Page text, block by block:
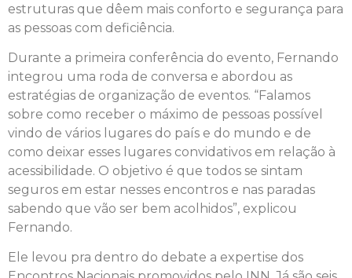
estruturas que dêem mais conforto e segurança para
as pessoas com deficiência.
Durante a primeira conferência do evento, Fernando
integrou uma roda de conversa e abordou as
estratégias de organização de eventos. “Falamos
sobre como receber o máximo de pessoas possível
vindo de vários lugares do país e do mundo e de
como deixar esses lugares convidativos em relação à
acessibilidade. O objetivo é que todos se sintam
seguros em estar nesses encontros e nas paradas
sabendo que vão ser bem acolhidos”, explicou
Fernando.
Ele levou pra dentro do debate a expertise dos